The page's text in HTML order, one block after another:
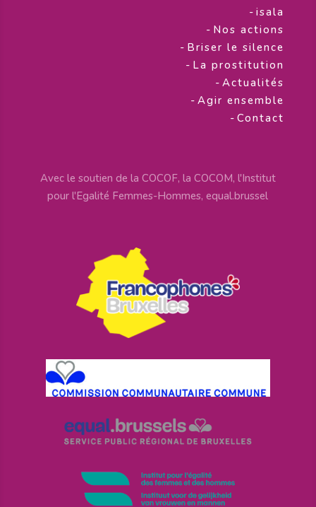
-isala
- Nos actions
- Briser le silence
- La prostitution
-Actualités
-Agir ensemble
-Contact
Avec le soutien de la COCOF, la COCOM, l'Institut
pour l'Egalité Femmes-Hommes, equal.brussel